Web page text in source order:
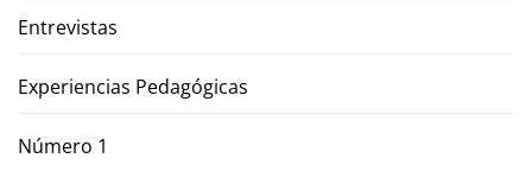
Entrevistas
Experiencias Pedagógicas
Número 1